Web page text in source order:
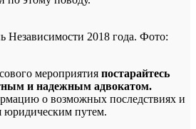
Независимости 2018 года. Фото:
мероприятия постарайтесь
и надежным адвокатом.
о возможных последствиях и
юридическим путем.